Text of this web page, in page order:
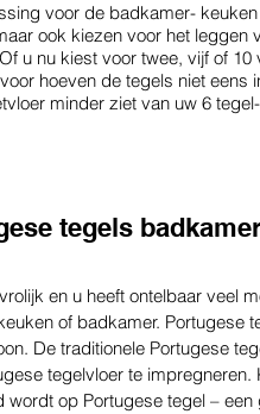
voor de badkamer-
ook kiezen voor het leggen
u nu kiest voor twee, vijf of
hoeven de tegels niet eens
minder ziet van uw 6
tegels
en u heeft ontelbaar veel
of badkamer. Portugese
De traditionele Portugese
tegelvloer te impregneren.
op Portugese tegel –